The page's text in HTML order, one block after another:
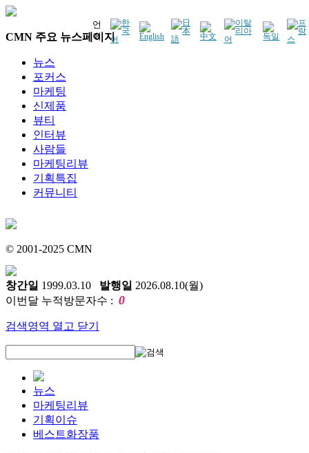
언
어
CMN 주요 뉴스페이지
뉴스
포커스
마케팅
신제품
뷰티
인터뷰
사람들
마케팅리뷰
기획특집
커뮤니티
© 2001-2025 CMN
창간일 1999.03.10 발행일 2026.08.10(월)
이번달 누적방문자수 : 0
검색영역 열고 닫기
뉴스
마케팅리뷰
기획이슈
베스트화장품